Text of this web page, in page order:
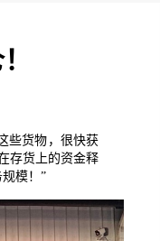
些货物，很快获
存货上的资金释
模！”